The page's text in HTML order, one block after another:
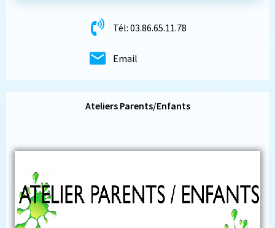
Tél: 03.86.65.11.78
Email
Ateliers Parents/Enfants